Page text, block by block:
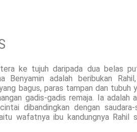
ke tujuh daripada dua belas
Benyamin adalah beribukan
bagus, paras tampan dan tubuh
gadis-gadis remaja. Ia adalah
dibandingkan dengan
wafatnya ibu kandungnya Rahil